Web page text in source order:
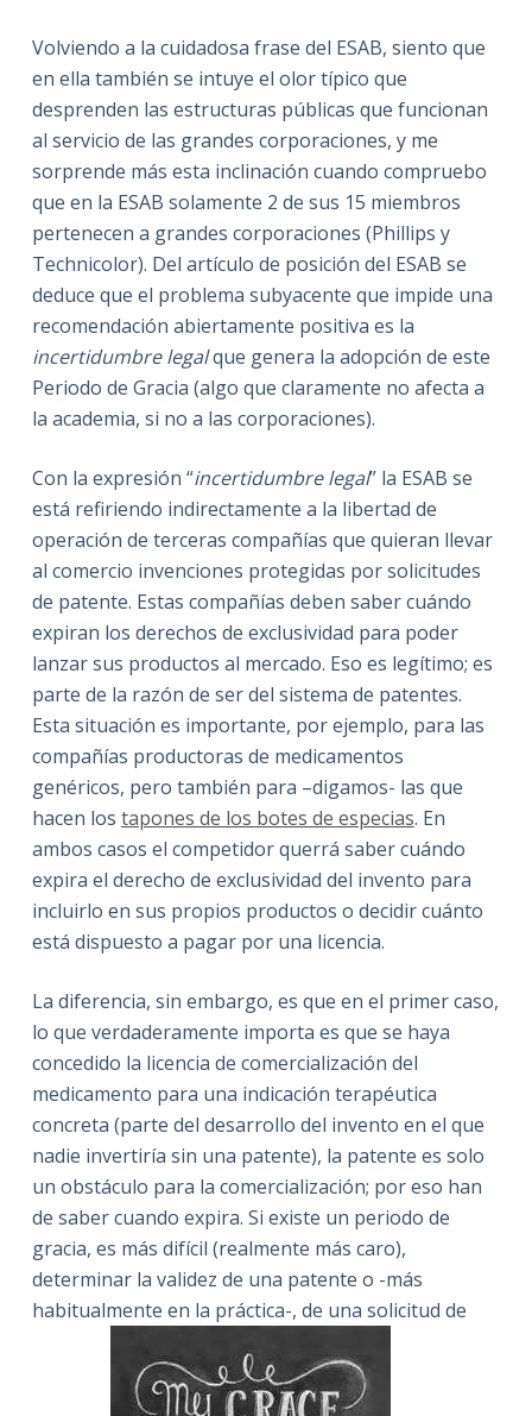
Volviendo a la cuidadosa frase del ESAB, siento que
en ella también se intuye el olor típico que
desprenden las estructuras públicas que funcionan
al servicio de las grandes corporaciones, y me
sorprende más esta inclinación cuando compruebo
que en la ESAB solamente 2 de sus 15 miembros
pertenecen a grandes corporaciones (Phillips y
Technicolor). Del artículo de posición del ESAB se
deduce que el problema subyacente que impide una
recomendación abiertamente positiva es la
incertidumbre legalque genera la adopción de este
Periodo de Gracia (algo que claramente no afecta a
la academia, si no a las corporaciones).
Con la expresión “incertidumbre legal” la ESAB se
está refiriendo indirectamente a la libertad de
operación de terceras compañías que quieran llevar
al comercio invenciones protegidas por solicitudes
de patente. Estas compañías deben saber cuándo
expiran los derechos de exclusividad para poder
lanzar sus productos al mercado. Eso es legítimo; es
parte de la razón de ser del sistema de patentes.
Esta situación es importante, por ejemplo, para las
compañías productoras de medicamentos
genéricos, pero también para –digamos- las que
hacen los tapones de los botes de especias. En
ambos casos el competidor querrá saber cuándo
expira el derecho de exclusividad del invento para
incluirlo en sus propios productos o decidir cuánto
está dispuesto a pagar por una licencia.
La diferencia, sin embargo, es que en el primer caso,
lo que verdaderamente importa es que se haya
concedido la licencia de comercialización del
medicamento para una indicación terapéutica
concreta (parte del desarrollo del invento en el que
nadie invertiría sin una patente), la patente es solo
un obstáculo para la comercialización; por eso han
de saber cuando expira. Si existe un periodo de
gracia, es más difícil (realmente más caro),
determinar la validez de una patente o -más
habitualmente en la práctica-, de una solicitud de